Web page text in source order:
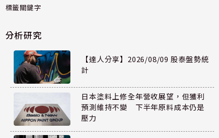
標籤關鍵字
分析研究
【達人分享】2026/08/09 股泰盤勢統
計
日本塗料上修全年營收展望，但獲利
預測維持不變 下半年原料成本仍是
壓力